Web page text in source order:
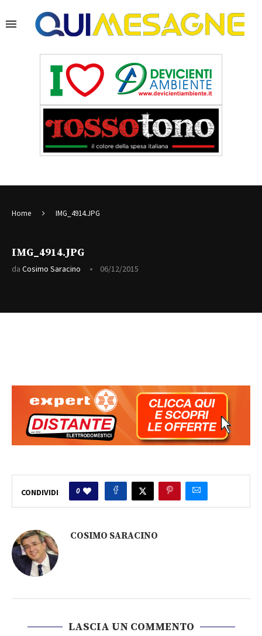
Home IMG_4914.JPG
IMG_4914.JPG
da Cosimo Saracino 06/12/2015
CONDIVIDI 0
COSIMO SARACINO
LASCIA UN COMMENTO